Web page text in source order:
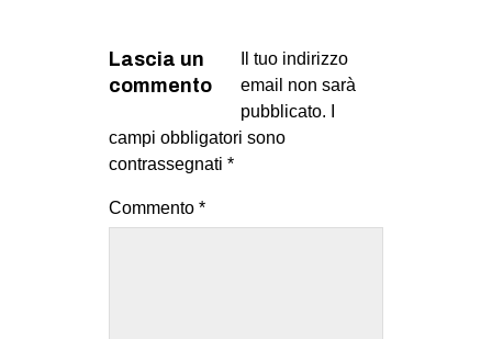
Lascia un
commento
Il tuo indirizzo
email non sarà
pubblicato.
campi obbligatori sono
contrassegnati *
Commento *